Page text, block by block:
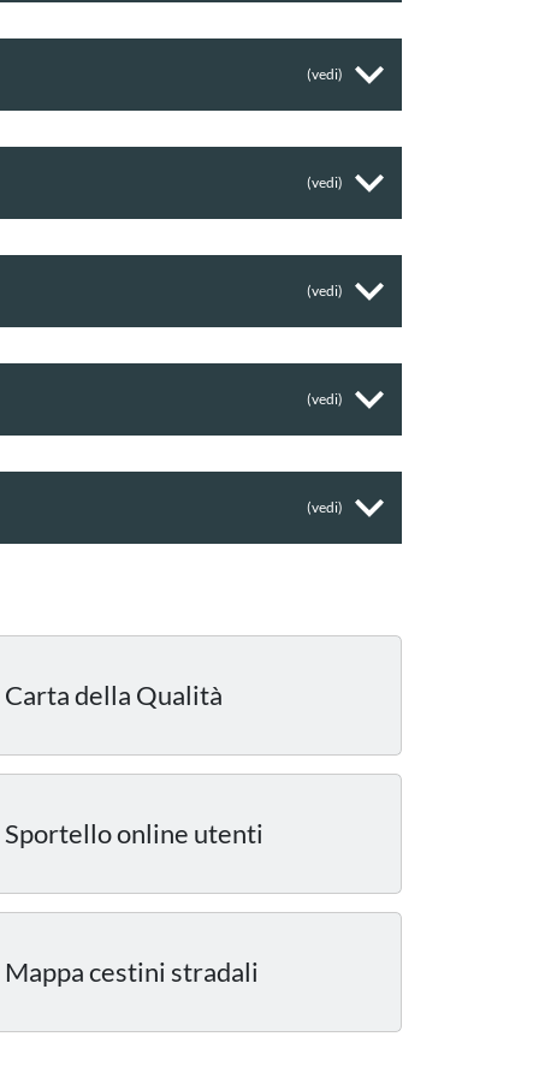
(vedi)
(vedi)
(vedi)
(vedi)
(vedi)
Carta della Qualità
Sportello online utenti
Mappa cestini stradali